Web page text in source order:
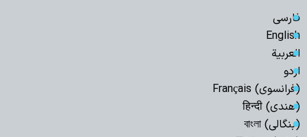
فارسی
English
العربیة
اردو
(فرانسوی) Français
(هندی) हिन्दी
(بنگالی) বাংলা